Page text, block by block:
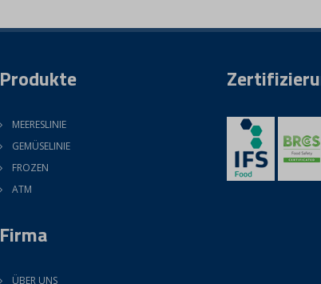
Produkte
MEERESLINIE
GEMÜSELINIE
FROZEN
ATM
Firma
ÜBER UNS